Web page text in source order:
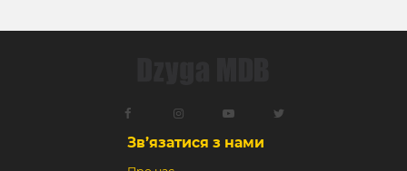
Зв’язатися з нами